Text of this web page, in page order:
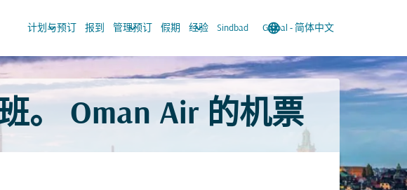
计划与预订
keyboard_arrow_down 报到 管理预订
keyboard_arrow_down 假期 经验
keyboard_arrow_down Sindbad language
Global - 简体中文
keyboard_arrow_down
。 Oman Air 的机票